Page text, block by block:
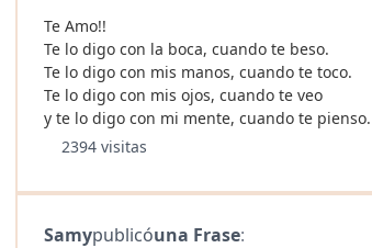
Te Amo!!
Te lo digo con la boca, cuando te beso.
Te lo digo con mis manos, cuando te toco.
Te lo digo con mis ojos, cuando te veo
y te lo digo con mi mente, cuando te pienso.
2394 visitas
Samypublicóuna Frase: